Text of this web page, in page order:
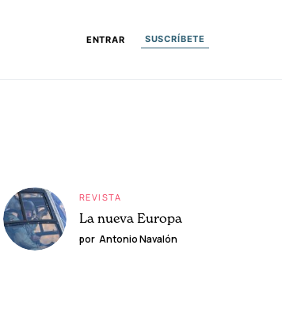
ENTRAR SUSCRÍBETE
REVISTA
La nueva Europa
por Antonio Navalón